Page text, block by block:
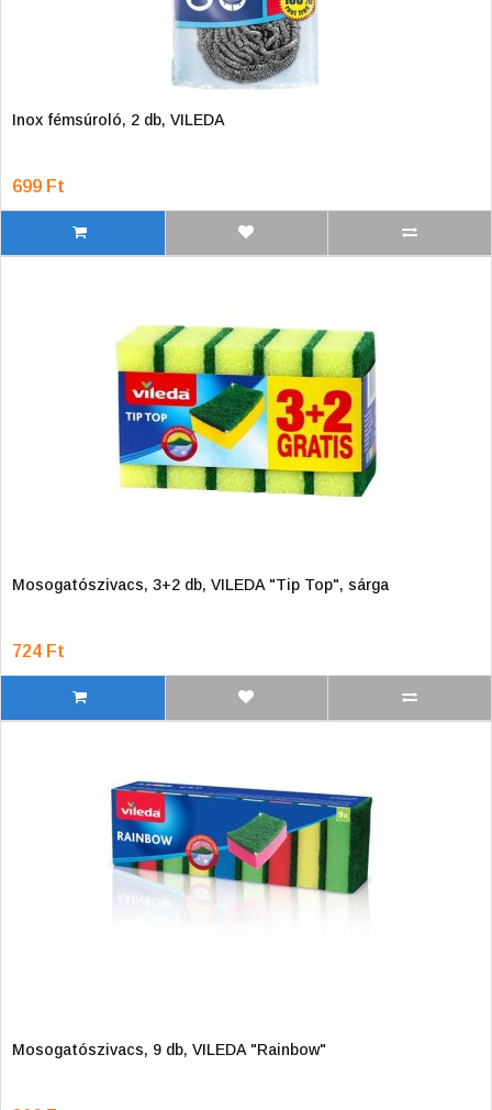
Inox fémsúroló, 2 db, VILEDA
699 Ft
Mosogatószivacs, 3+2 db, VILEDA "Tip Top", sárga
724 Ft
Mosogatószivacs, 9 db, VILEDA "Rainbow"